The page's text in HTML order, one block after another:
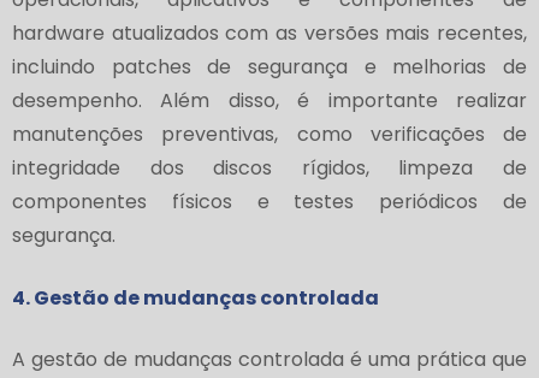
hardware atualizados com as versões mais recentes,
incluindo patches de segurança e melhorias de
desempenho. Além disso, é importante realizar
manutenções preventivas, como verificações de
integridade dos discos rígidos, limpeza de
componentes físicos e testes periódicos de
segurança.
4. Gestão de mudanças controlada
A gestão de mudanças controlada é uma prática que